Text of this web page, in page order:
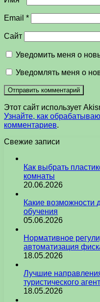
Email *
Сайт
Уведомить меня о
Уведомлять меня о
Этот сайт использует
Узнайте, как
комментариев.
Свежие записи
Как выбрать
комнаты
20.06.2026
Какие возможности
обучения
05.06.2026
Нормативное
автоматизация
18.05.2026
Лучшие
туристического
18.05.2026